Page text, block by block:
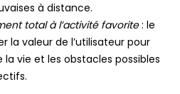
à distance.
total à l’activité favorite: le
la valeur de l’utilisateur pour
vie et les obstacles possibles